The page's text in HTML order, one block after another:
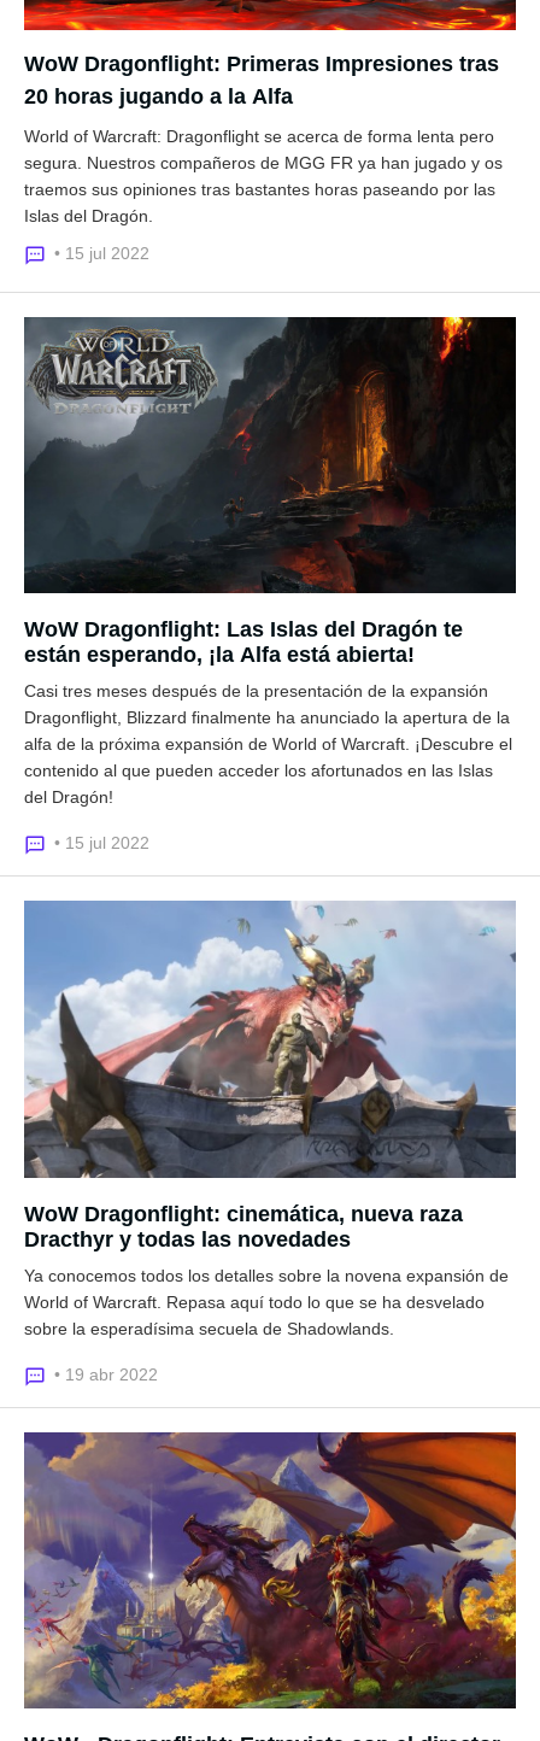
WoW Dragonflight: Primeras Impresiones tras
20 horas jugando a la Alfa
World of Warcraft: Dragonflight se acerca de forma lenta pero
segura. Nuestros compañeros de MGG FR ya han jugado y os
traemos sus opiniones tras bastantes horas paseando por las
Islas del Dragón.
• 15 jul 2022
WoW Dragonflight: Las Islas del Dragón te
están esperando, ¡la Alfa está abierta!
Casi tres meses después de la presentación de la expansión
Dragonflight, Blizzard finalmente ha anunciado la apertura de la
alfa de la próxima expansión de World of Warcraft. ¡Descubre el
contenido al que pueden acceder los afortunados en las Islas
del Dragón!
• 15 jul 2022
WoW Dragonflight: cinemática, nueva raza
Dracthyr y todas las novedades
Ya conocemos todos los detalles sobre la novena expansión de
World of Warcraft. Repasa aquí todo lo que se ha desvelado
sobre la esperadísima secuela de Shadowlands.
• 19 abr 2022